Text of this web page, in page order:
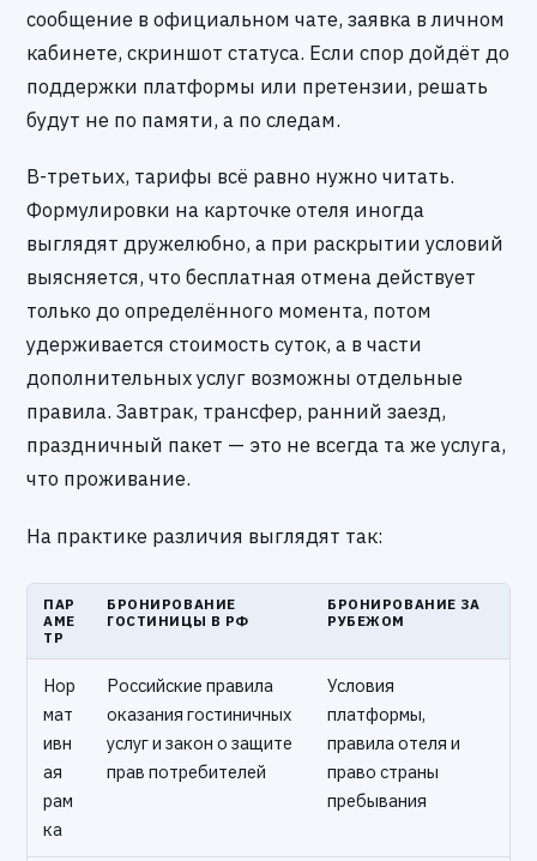
сообщение в официальном чате, заявка в личном
кабинете, скриншот статуса. Если спор дойдёт до
поддержки платформы или претензии, решать
будут не по памяти, а по следам.
В-третьих, тарифы всё равно нужно читать.
Формулировки на карточке отеля иногда
выглядят дружелюбно, а при раскрытии условий
выясняется, что бесплатная отмена действует
только до определённого момента, потом
удерживается стоимость суток, а в части
дополнительных услуг возможны отдельные
правила. Завтрак, трансфер, ранний заезд,
праздничный пакет — это не всегда та же услуга,
что проживание.
На практике различия выглядят так:
ПАР
АМЕ
ТР
БРОНИРОВАНИЕ
ГОСТИНИЦЫ В РФ
БРОНИРОВАНИЕ ЗА
РУБЕЖОМ
Нор
мат
ивн
ая
рам
ка
Российские правила
оказания гостиничных
услуг и закон о защите
прав потребителей
Условия
платформы,
правила отеля и
право страны
пребывания